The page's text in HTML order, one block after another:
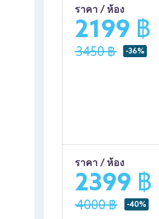
ราคา / ห้อง
2199 ฿
3450 ฿ -36%
ราคา / ห้อง
2399 ฿
4000 ฿ -40%